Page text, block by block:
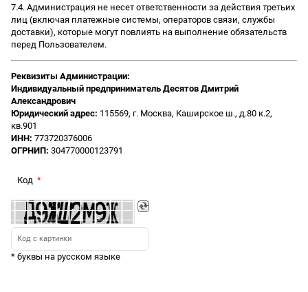
7.4. Администрация не несет ответственности за действия третьих
лиц (включая платежные системы, операторов связи, службы
доставки), которые могут повлиять на выполнение обязательств
перед Пользователем.
Реквизиты Администрации:
Индивидуальный предприниматель Десятов Дмитрий
Александрович
Юридический адрес: 115569, г. Москва, Каширское ш., д.80 к.2,
кв.901
ИНН: 773720376006
ОГРНИП: 304770000123791
Код
* буквы на русском языке